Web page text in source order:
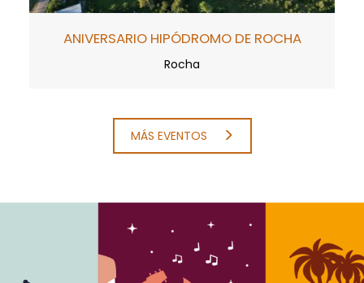
ANIVERSARIO HIPÓDROMO DE ROCHA
Rocha
MÁS EVENTOS